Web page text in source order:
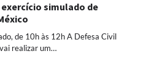
simulado de
de 10h às 12h A Defesa Civil
realizar um…